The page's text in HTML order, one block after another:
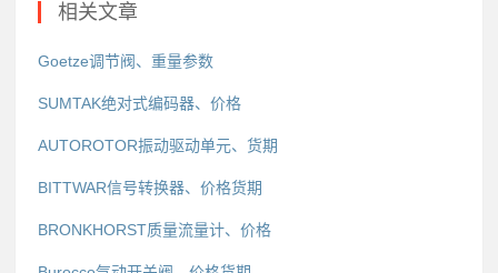
相关文章
Goetze调节阀、重量参数
SUMTAK绝对式编码器、价格
AUTOROTOR振动驱动单元、货期
BITTWAR信号转换器、价格货期
BRONKHORST质量流量计、价格